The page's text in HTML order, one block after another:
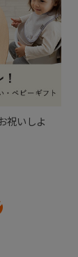
祝いしよ